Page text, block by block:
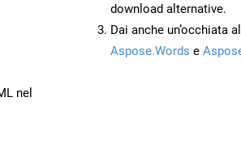
nel
download alternative.
Dai anche un’occhiata
Aspose.Words e